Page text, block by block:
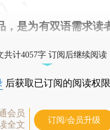
，是为有双语需求读
共计4057字 订阅后继续阅读
后获取已订阅的阅读权限
会员
全文
订阅/会员升级